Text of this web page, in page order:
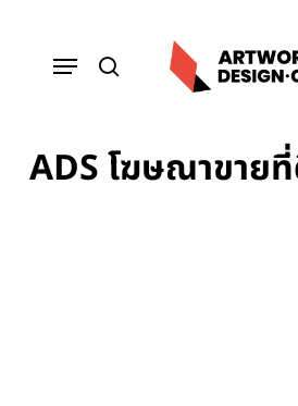
content
search
Menu
ADS โฆษณาขายที่